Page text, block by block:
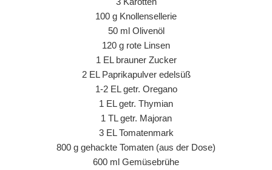
100 g Knollensellerie
50 ml Olivenöl
120 g rote Linsen
1 EL brauner Zucker
2 EL Paprikapulver edelsüß
1-2 EL getr. Oregano
1 EL getr. Thymian
1 TL getr. Majoran
3 EL Tomatenmark
800 g gehackte Tomaten (aus der Dose)
600 ml Gemüsebrühe